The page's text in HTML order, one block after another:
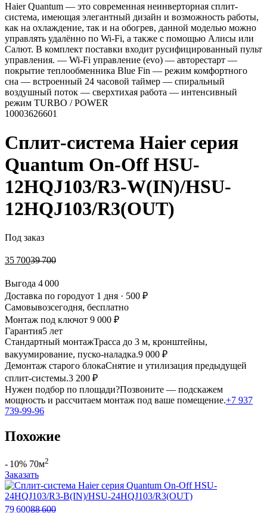
Haier Quantum — это современная неинверторная сплит-
система, имеющая элегантный дизайн и возможность работы,
как на охлаждение, так и на обогрев, данной моделью можно
управлять удалённо по Wi-Fi, а также с помощью Алисы или
Салют. В комплект поставки входит русифицированный пульт
управления. — Wi-Fi управление (evo) — авторестарт —
покрытие теплообменника Blue Fin — режим комфортного
сна — встроенный 24 часовой таймер — спиральный
воздушный поток — сверхтихая работа — интенсивный
режим TURBO / POWER
10003626601
Сплит-система Haier серия
Quantum On-Off HSU-
12HQJ103/R3-W(IN)/HSU-
12HQJ103/R3(OUT)
Под заказ
35 70039 700
Выгода 4 000
Доставка по городуот 1 дня · 500 ₽
Самовывозсегодня, бесплатно
Монтаж под ключот 9 000 ₽
Гарантия5 лет
Стандартный монтажТрасса до 3 м, кронштейны,
вакуумирование, пуско-наладка.9 000 ₽
Демонтаж старого блокаСнятие и утилизация предыдущей
сплит-системы.3 200 ₽
Нужен подбор по площади?Позвоните — подскажем
мощность и рассчитаем монтаж под ваше помещение.+7 937
739-99-96
Похожие
- 10% 70м2
Заказать
79 60088 600